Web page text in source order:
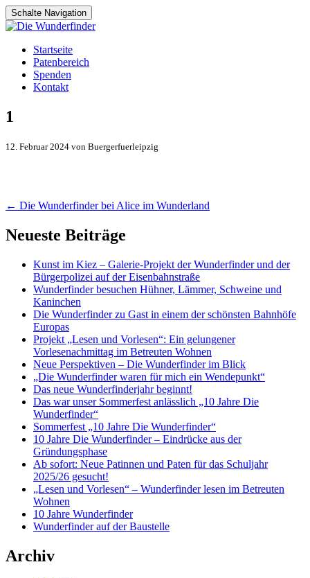
Schalte Navigation
Zum
Inhalt
springen
Startseite
Patenbereich
Spenden
Kontakt
1
12. Februar 2024 von Buergerfuerleipzig
Artikel-
Navigation
← Die Wunderfinder bei Alice im Wunderland
Neueste Beiträge
Kunst im Kiez – Galerie-Projekt der Wunderfinder und der
Bürgerpolizei auf der Eisenbahnstraße
Wunderfinder besuchen Hühner, Lämmer, Schweine und
Kaninchen
Die Wunderfinder zu Gast in einem der schönsten Bahnhöfe
Europas
Projekt „Lesen und Vorlesen“: Ein gelungener
Vorlesenachmittag im Betreuten Wohnen
Neue Perspektiven – Die Wunderfinder im Blick
„Die Wunderfinder waren für mich ein Wendepunkt“
Das neue Wunderfinderjahr beginnt!
Das war unser Sommerfest anlässlich „10 Jahre Die
Wunderfinder“
Sommerfest „10 Jahre Die Wunderfinder“
10 Jahre Die Wunderfinder – Eindrücke aus der
Gründungsphase
Ab sofort: Neue Patinnen und Paten für das Schuljahr
2025/26 gesucht!
„Lesen und Vorlesen“ – Wunderfinder lesen im Betreuten
Wohnen
10 Jahre Wunderfinder
Wunderfinder auf der Baustelle
Archiv